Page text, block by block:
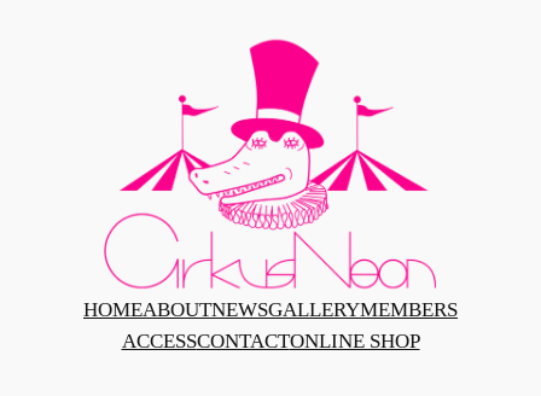
HOMEABOUTNEWSGALLERYMEMBERS
ACCESSCONTACTONLINE SHOP